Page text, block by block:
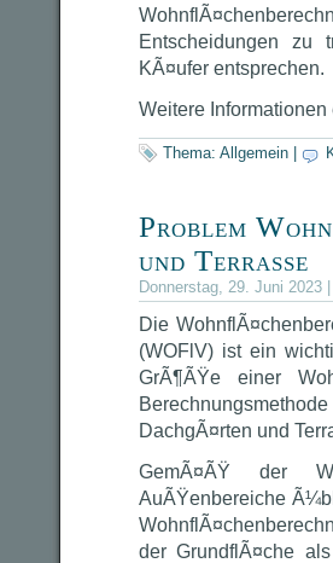
Entscheidungen zu
KÃ¤ufer entsprechen.
Weitere
Thema: Allgemein
Problem
und Terrasse
Donnerstag, 29. Juni 2023
Die
(WOFlV) ist ein
GrÃ¶ÃŸe einer
DachgÃ¤rten und
GemÃ¤ÃŸ der
AuÃŸenbereiche
der GrundflÃ¤che